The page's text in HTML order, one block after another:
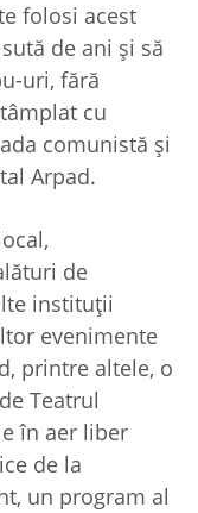
folosi acest
de ani şi să
uri, fără
cu
comunistă şi
Arpad.
de
instituţii
evenimente
printre altele, o
Teatrul
în aer liber
de la
un program al